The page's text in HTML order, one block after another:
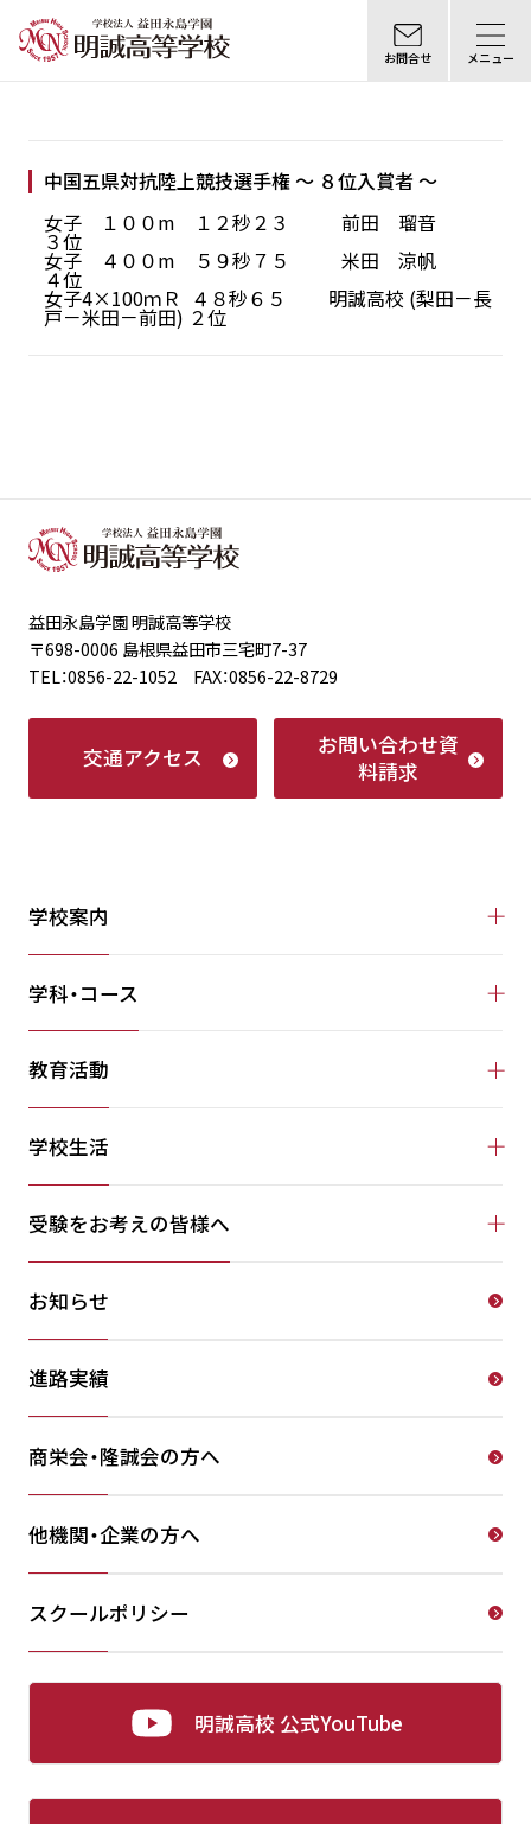
お問合せ メニュー
中国五県対抗陸上競技選手権 ～ ８位入賞者 ～
女子 １００m １２秒２３ 前田 瑠音
３位
女子 ４００m ５９秒７５ 米田 涼帆
４位
女子4×100ｍＲ ４８秒６５ 明誠高校 (梨田－長
戸－米田－前田) ２位
益田永島学園 明誠高等学校
〒698-0006 島根県益田市三宅町7-37
TEL：0856-22-1052 FAX：0856-22-8729
交通アクセス お問い合わせ資
料請求
学校案内
学科・コース
教育活動
学校生活
受験をお考えの皆様へ
お知らせ
進路実績
商栄会・隆誠会の方へ
他機関・企業の方へ
スクールポリシー
明誠高校 公式YouTube